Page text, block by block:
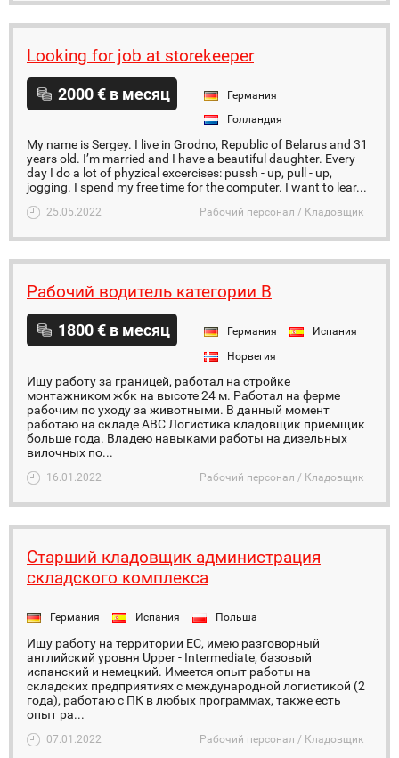
Looking for job at storekeeper
2000 € в месяц
Германия
Голландия
My name is Sergey. I live in Grodno, Republic of Belarus and 31
years old. I’m married and I have a beautiful daughter. Every
day I do a lot of phyzical excercises: pussh - up, pull - up,
jogging. I spend my free time for the computer. I want to lear...
25.05.2022 Рабочий персонал / Кладовщик
Рабочий водитель категории B
1800 € в месяц Германия
Испания
Норвегия
Ищу работу за границей, работал на стройке
монтажником жбк на высоте 24 м. Работал на ферме
рабочим по уходу за животными. В данный момент
работаю на складе АВС Логистика кладовщик приемщик
больше года. Владею навыками работы на дизельных
вилочных по...
16.01.2022 Рабочий персонал / Кладовщик
Старший кладовщик администрация
складского комплекса
Германия Испания Польша
Ищу работу на территории ЕС, имею разговорный
английский уровня Upper - Intermediate, базовый
испанский и немецкий. Имеется опыт работы на
складских предприятиях с международной логистикой (2
года), работаю с ПК в любых программах, также есть
опыт ра...
07.01.2022 Рабочий персонал / Кладовщик